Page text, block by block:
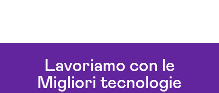
Lavoriamo con le
Migliori tecnologie